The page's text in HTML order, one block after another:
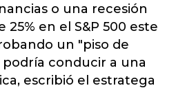
o una recesión
25% en el S&P 500 este
un "piso de
conducir a una
escribió el estratega